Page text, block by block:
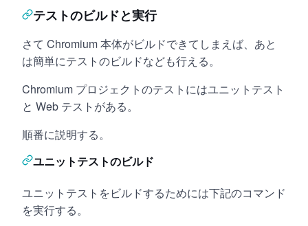
テストのビルドと実行
さて Chromium 本体がビルドできてしまえば、あと
は簡単にテストのビルドなども行える。
Chromium プロジェクトのテストにはユニットテスト
と Web テストがある。
順番に説明する。
ユニットテストのビルド
ユニットテストをビルドするためには下記のコマンド
を実行する。